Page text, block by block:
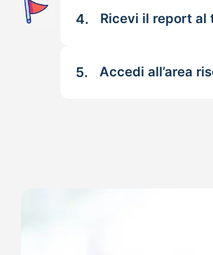
4. Ricevi il report al
5. Accedi all’area